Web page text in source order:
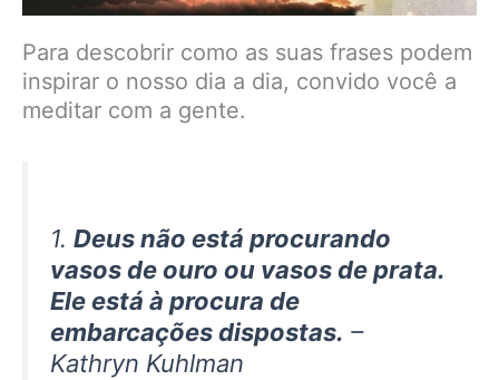
Para descobrir como as suas frases podem
inspirar o nosso dia a dia, convido você a
meditar com a gente.
1. Deus não está procurando
vasos de ouro ou vasos de prata.
Ele está à procura de
embarcações dispostas. –
Kathryn Kuhlman